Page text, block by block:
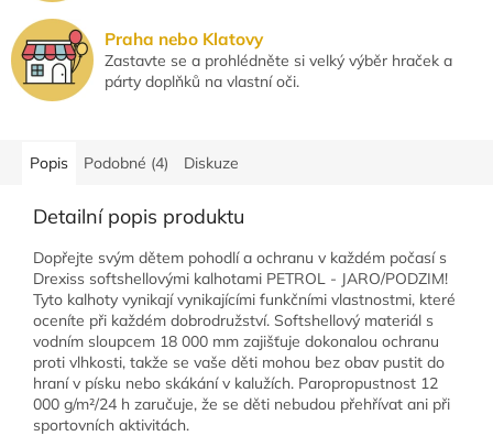
Praha nebo Klatovy
Zastavte se a prohlédněte si velký výběr hraček a
párty doplňků na vlastní oči.
Popis Podobné (4) Diskuze
Detailní popis produktu
Dopřejte svým dětem pohodlí a ochranu v každém počasí s
Drexiss softshellovými kalhotami PETROL - JARO/PODZIM!
Tyto kalhoty vynikají vynikajícími funkčními vlastnostmi, které
oceníte při každém dobrodružství. Softshellový materiál s
vodním sloupcem 18 000 mm zajišťuje dokonalou ochranu
proti vlhkosti, takže se vaše děti mohou bez obav pustit do
hraní v písku nebo skákání v kalužích. Paropropustnost 12
000 g/m²/24 h zaručuje, že se děti nebudou přehřívat ani při
sportovních aktivitách.